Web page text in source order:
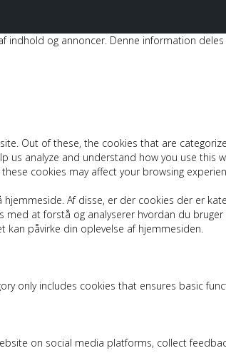
indhold og annoncer. Denne information
Out of these, the cookies that are
analyze and understand how you use this
cookies may affect your browsing
Af disse, er der cookies der er
at forstå og analyserer hvordan du
påvirke din oplevelse af hjemmesiden.
only includes cookies that ensures basic
on social media platforms, collect